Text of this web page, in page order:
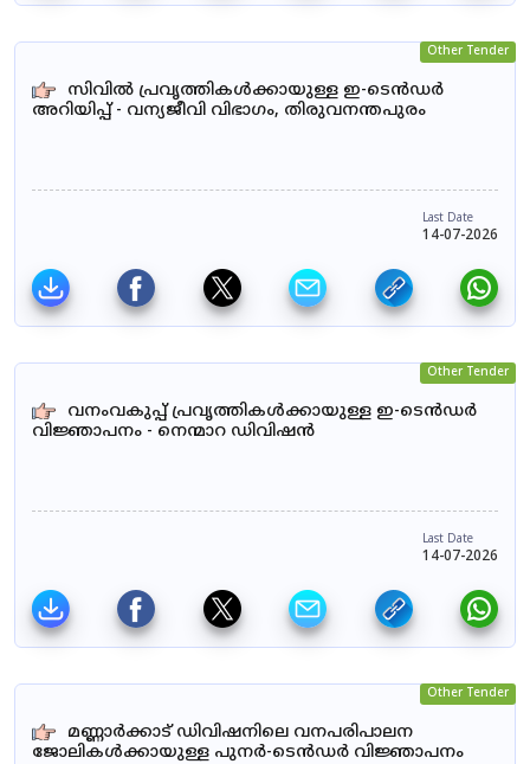
Other Tender
സിവിൽ പ്രവൃത്തികൾക്കായുള്ള ഇ-ടെൻഡർ
അറിയിപ്പ് - വന്യജീവി വിഭാഗം, തിരുവനന്തപുരം
Last Date
14-07-2026
Other Tender
വനംവകുപ്പ് പ്രവൃത്തികൾക്കായുള്ള ഇ-ടെൻഡർ
വിജ്ഞാപനം - നെന്മാറ ഡിവിഷൻ
Last Date
14-07-2026
Other Tender
മണ്ണാർക്കാട് ഡിവിഷനിലെ വനപരിപാലന
ജോലികൾക്കായുള്ള പുനർ-ടെൻഡർ വിജ്ഞാപനം